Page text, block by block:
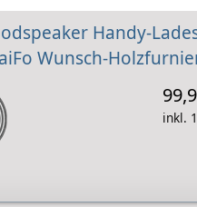
Handy-
Wunsch-
inkl.